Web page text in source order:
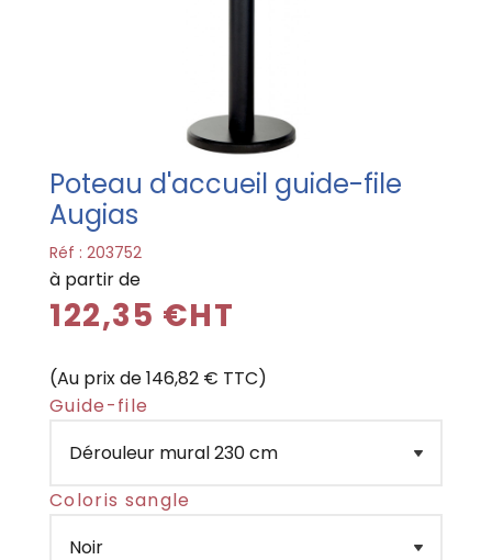
Poteau d'accueil guide-file
Augias
Réf : 203752
à partir de
122,35 €HT
(Au prix de 146,82 € TTC)
Guide-file
Coloris sangle